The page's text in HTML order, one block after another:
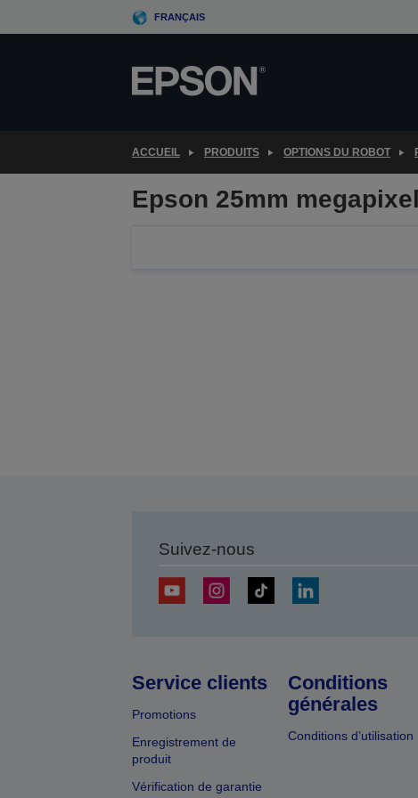
to
FRANÇAIS
ACCUEIL PRODUITS OPTIONS DU ROBOT
Epson 25mm
Suivez-nous
Service clients
Promotions
Enregistrement de
produit
Vérification de garantie
Conditions
générales
Conditions d’utilisation